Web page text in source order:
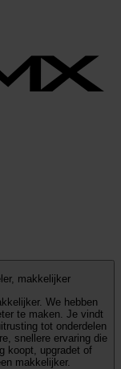
makkelijker
hebben
te maken. Je vindt
tot onderdelen
snellere ervaring die
koopt, upgradet of
makkelijker.